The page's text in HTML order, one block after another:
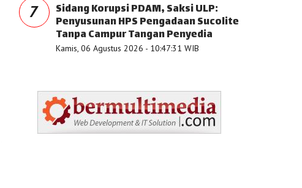
7 Sidang Korupsi PDAM, Saksi ULP:
Penyusunan HPS Pengadaan Sucolite
Tanpa Campur Tangan Penyedia
Kamis, 06 Agustus 2026 - 10:47:31 WIB